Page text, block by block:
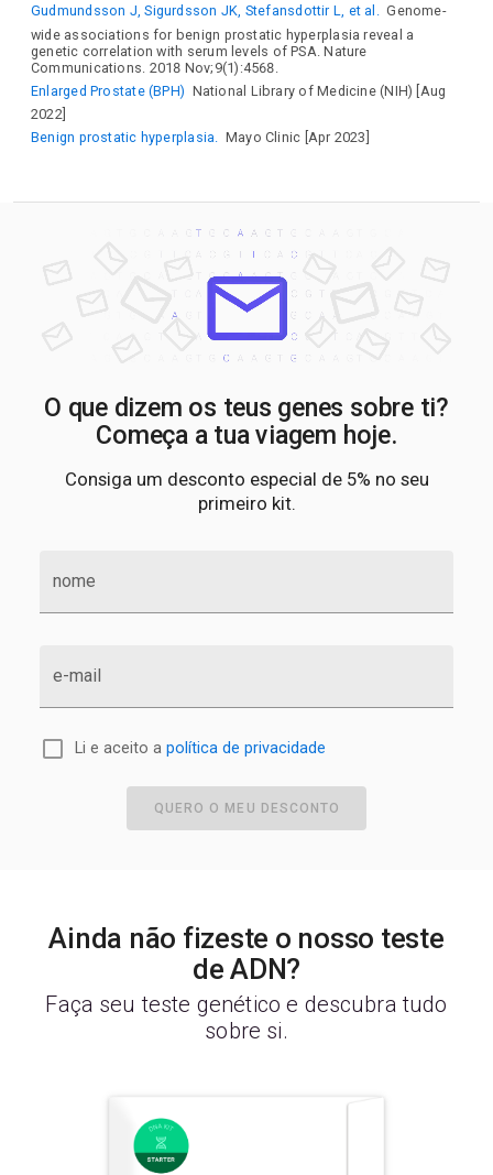
Gudmundsson J, Sigurdsson JK, Stefansdottir L, et al. Genome-
wide associations for benign prostatic hyperplasia reveal a
genetic correlation with serum levels of PSA. Nature
Communications. 2018 Nov;9(1):4568.
Enlarged Prostate (BPH) National Library of Medicine (NIH) [Aug
2022]
Benign prostatic hyperplasia. Mayo Clinic [Apr 2023]
O que dizem os teus genes sobre ti?
Começa a tua viagem hoje.
Consiga um desconto especial de 5% no seu
primeiro kit.
nome
e-mail
Li e aceito a política de privacidade
QUERO O MEU DESCONTO
Ainda não fizeste o nosso teste
de ADN?
Faça seu teste genético e descubra tudo
sobre si.